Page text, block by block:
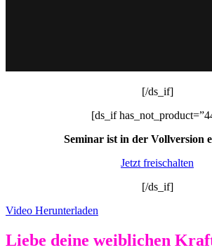
[/ds_if]
[ds_if
Seminar ist in der Vollversion
Jetzt freischalten
[/ds_if]
Video Herunterladen
Liebe deine weiblichen